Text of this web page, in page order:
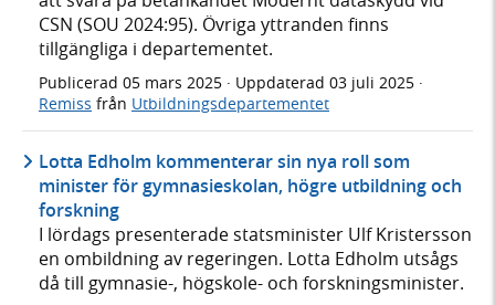
CSN (SOU 2024:95). Övriga yttranden finns
tillgängliga i departementet.
Publicerad 05 mars 2025 · Uppdaterad 03 juli 2025 ·
Remiss från Utbildningsdepartementet
Lotta Edholm kommenterar sin nya roll som
minister för gymnasieskolan, högre utbildning och
forskning
I lördags presenterade statsminister Ulf Kristersson
en ombildning av regeringen. Lotta Edholm utsågs
då till gymnasie-, högskole- och forskningsminister.